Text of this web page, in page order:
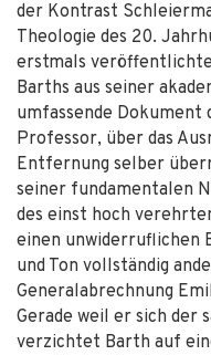
der Kontrast
Theologie des 20.
erstmals
Barths aus seiner
umfassende Dokument
Professor, über das
Entfernung selber
seiner fundamentalen
des einst hoch
einen unwiderruflichen
und Ton vollständig
Generalabrechnung
Gerade weil er sich der
verzichtet Barth auf